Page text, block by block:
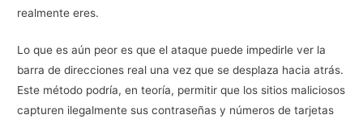
realmente eres.
Lo que es aún peor es que el ataque puede impedirle ver la
barra de direcciones real una vez que se desplaza hacia atrás.
Este método podría, en teoría, permitir que los sitios maliciosos
capturen ilegalmente sus contraseñas y números de tarjetas